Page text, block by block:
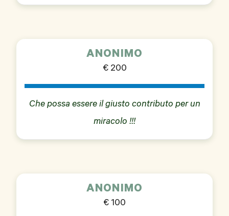
ANONIMO
€ 200
Che possa essere il giusto contributo per un
miracolo !!!
ANONIMO
€ 100